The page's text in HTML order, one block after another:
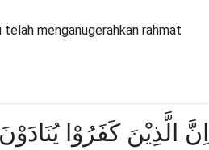
telah menganugerahkan rahmat
اِنَّ الَّذِيْنَ كَفَرُوْا